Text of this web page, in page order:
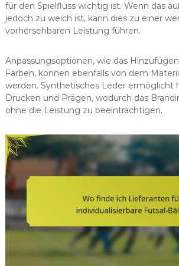
für den Spielfluss wichtig ist. Wenn das
jedoch zu weich ist, kann dies zu einer
vorhersehbaren Leistung führen.
Anpassungsoptionen, wie das
Farben, können ebenfalls von dem
werden. Synthetisches Leder ermöglicht
Drucken und Prägen, wodurch das
ohne die Leistung zu beeinträchtigen.